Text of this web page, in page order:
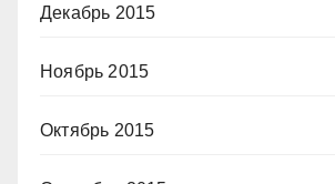
Декабрь 2015
Ноябрь 2015
Октябрь 2015